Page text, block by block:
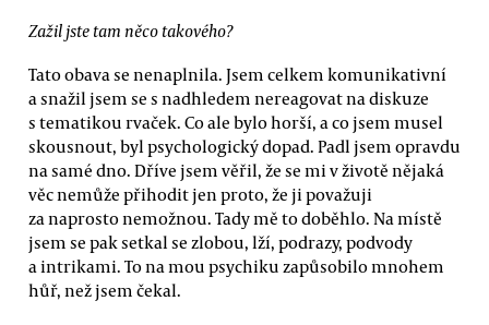
Zažil jste tam něco takového?
Tato obava se nenaplnila. Jsem celkem komunikativní
a snažil jsem se s nadhledem nereagovat na diskuze
s tematikou rvaček. Co ale bylo horší, a co jsem musel
skousnout, byl psychologický dopad. Padl jsem opravdu
na samé dno. Dříve jsem věřil, že se mi v životě nějaká
věc nemůže přihodit jen proto, že ji považuji
za naprosto nemožnou. Tady mě to doběhlo. Na místě
jsem se pak setkal se zlobou, lží, podrazy, podvody
a intrikami. To na mou psychiku zapůsobilo mnohem
hůř, než jsem čekal.